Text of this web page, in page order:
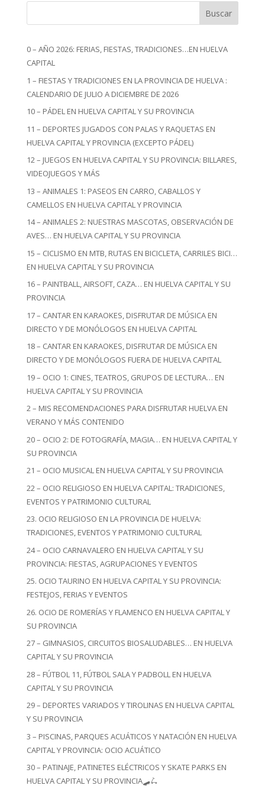
Buscar
0 – AÑO 2026: FERIAS, FIESTAS, TRADICIONES…EN HUELVA
CAPITAL
1 – FIESTAS Y TRADICIONES EN LA PROVINCIA DE HUELVA :
CALENDARIO DE JULIO A DICIEMBRE DE 2026
10 – PÁDEL EN HUELVA CAPITAL Y SU PROVINCIA
11 – DEPORTES JUGADOS CON PALAS Y RAQUETAS EN
HUELVA CAPITAL Y PROVINCIA (EXCEPTO PÁDEL)
12 – JUEGOS EN HUELVA CAPITAL Y SU PROVINCIA: BILLARES,
VIDEOJUEGOS Y MÁS
13 – ANIMALES 1: PASEOS EN CARRO, CABALLOS Y
CAMELLOS EN HUELVA CAPITAL Y PROVINCIA
14 – ANIMALES 2: NUESTRAS MASCOTAS, OBSERVACIÓN DE
AVES… EN HUELVA CAPITAL Y SU PROVINCIA
15 – CICLISMO EN MTB, RUTAS EN BICICLETA, CARRILES BICI…
EN HUELVA CAPITAL Y SU PROVINCIA
16 – PAINTBALL, AIRSOFT, CAZA… EN HUELVA CAPITAL Y SU
PROVINCIA
17 – CANTAR EN KARAOKES, DISFRUTAR DE MÚSICA EN
DIRECTO Y DE MONÓLOGOS EN HUELVA CAPITAL
18 – CANTAR EN KARAOKES, DISFRUTAR DE MÚSICA EN
DIRECTO Y DE MONÓLOGOS FUERA DE HUELVA CAPITAL
19 – OCIO 1: CINES, TEATROS, GRUPOS DE LECTURA… EN
HUELVA CAPITAL Y SU PROVINCIA
2 – MIS RECOMENDACIONES PARA DISFRUTAR HUELVA EN
VERANO Y MÁS CONTENIDO
20 – OCIO 2: DE FOTOGRAFÍA, MAGIA… EN HUELVA CAPITAL Y
SU PROVINCIA
21 – OCIO MUSICAL EN HUELVA CAPITAL Y SU PROVINCIA
22 – OCIO RELIGIOSO EN HUELVA CAPITAL: TRADICIONES,
EVENTOS Y PATRIMONIO CULTURAL
23. OCIO RELIGIOSO EN LA PROVINCIA DE HUELVA:
TRADICIONES, EVENTOS Y PATRIMONIO CULTURAL
24 – OCIO CARNAVALERO EN HUELVA CAPITAL Y SU
PROVINCIA: FIESTAS, AGRUPACIONES Y EVENTOS
25. OCIO TAURINO EN HUELVA CAPITAL Y SU PROVINCIA:
FESTEJOS, FERIAS Y EVENTOS
26. OCIO DE ROMERÍAS Y FLAMENCO EN HUELVA CAPITAL Y
SU PROVINCIA
27 – GIMNASIOS, CIRCUITOS BIOSALUDABLES… EN HUELVA
CAPITAL Y SU PROVINCIA
28 – FÚTBOL 11, FÚTBOL SALA Y PADBOLL EN HUELVA
CAPITAL Y SU PROVINCIA
29 – DEPORTES VARIADOS Y TIROLINAS EN HUELVA CAPITAL
Y SU PROVINCIA
3 – PISCINAS, PARQUES ACUÁTICOS Y NATACIÓN EN HUELVA
CAPITAL Y PROVINCIA: OCIO ACUÁTICO
30 – PATINAJE, PATINETES ELÉCTRICOS Y SKATE PARKS EN
HUELVA CAPITAL Y SU PROVINCIA🛹🛴